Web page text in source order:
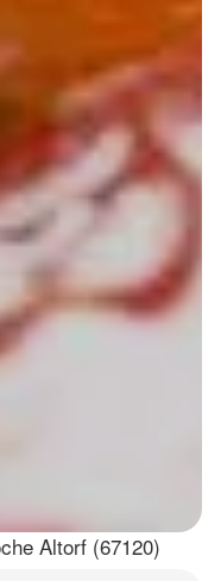
Altorf (67120)